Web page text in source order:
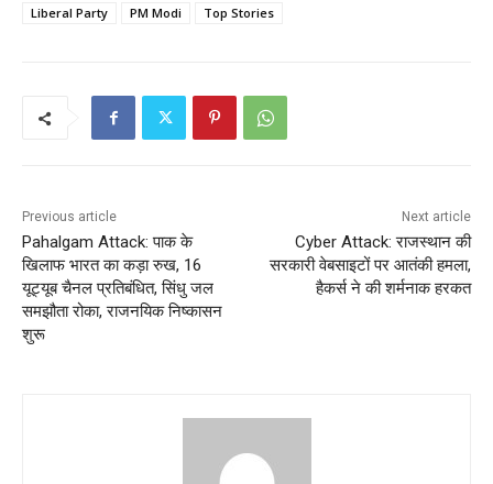
Liberal Party PM Modi Top Stories
Previous article
Pahalgam Attack: पाक के
खिलाफ भारत का कड़ा रुख, 16
यूट्यूब चैनल प्रतिबंधित, सिंधु जल
समझौता रोका, राजनयिक निष्कासन
शुरू
Next article
Cyber ​​Attack: राजस्थान की
सरकारी वेबसाइटों पर आतंकी हमला,
हैकर्स ने की शर्मनाक हरकत